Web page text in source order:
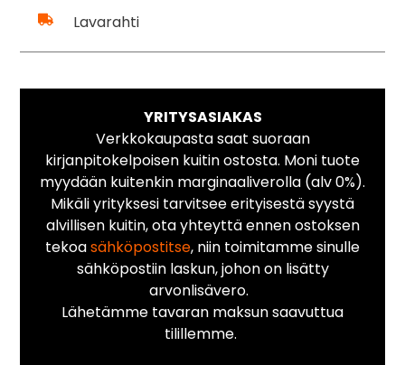
Lavarahti
YRITYSASIAKAS
Verkkokaupasta saat suoraan
kirjanpitokelpoisen kuitin ostosta. Moni tuote
myydään kuitenkin marginaaliverolla (alv 0%).
Mikäli yrityksesi tarvitsee erityisestä syystä
alvillisen kuitin, ota yhteyttä ennen ostoksen
tekoasähköpostitse, niin toimitamme sinulle
sähköpostiin laskun, johon on lisätty
arvonlisävero.
Lähetämme tavaran maksun saavuttua
tilillemme.